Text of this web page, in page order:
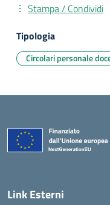
Stampa / Condividi
Tipologia
Circolari personale
Link Esterni